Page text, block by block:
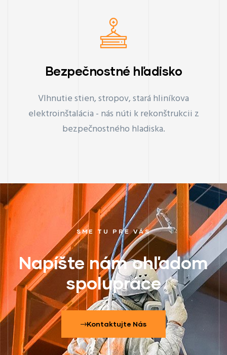
Bezpečnostné hľadisko
Vlhnutie stien, stropov, stará hliníkova
elektroinštalácia - nás núti k rekonštrukcii z
bezpečnostného hladiska.
SME TU PRE VÁS
Napíšte nám ohľadom
spolupráce
Kontaktujte Nás